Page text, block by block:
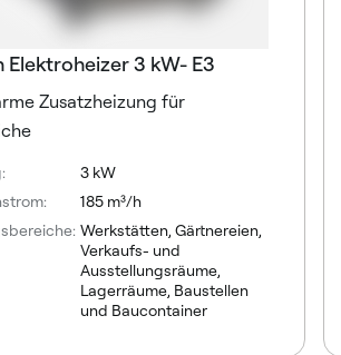
Elektroheizer 3 kW- E3
Zusatzheizung für
3 kW
185 m³/h
Werkstätten, Gärtnereien,
Verkaufs- und
Ausstellungsräume,
Lagerräume, Baustellen
und Baucontainer